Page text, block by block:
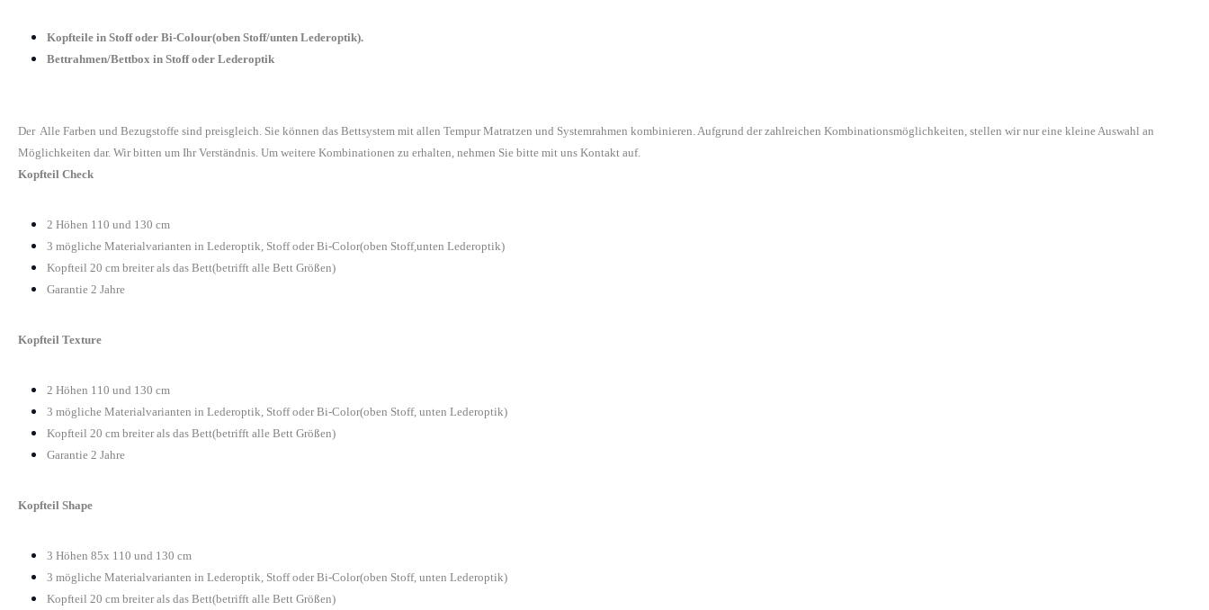
Kopfteile in Stoff oder Bi-Colour(oben Stoff/unten Lederoptik).
Bettrahmen/Bettbox in Stoff oder Lederoptik
Der Alle Farben und Bezugstoffe sind preisgleich. Sie können das Bettsystem mit allen Tempur Matratzen und Systemrahmen kombinieren. Aufgrund der zahlreichen Kombinationsmöglichkeiten, stellen wir nur eine kleine Auswahl an
Möglichkeiten dar. Wir bitten um Ihr Verständnis. Um weitere Kombinationen zu erhalten, nehmen Sie bitte mit uns Kontakt auf.
Kopfteil Check
2 Höhen 110 und 130 cm
3 mögliche Materialvarianten in Lederoptik, Stoff oder Bi-Color(oben Stoff,unten Lederoptik)
Kopfteil 20 cm breiter als das Bett(betrifft alle Bett Größen)
Garantie 2 Jahre
Kopfteil Texture
2 Höhen 110 und 130 cm
3 mögliche Materialvarianten in Lederoptik, Stoff oder Bi-Color(oben Stoff, unten Lederoptik)
Kopfteil 20 cm breiter als das Bett(betrifft alle Bett Größen)
Garantie 2 Jahre
Kopfteil Shape
3 Höhen 85x 110 und 130 cm
3 mögliche Materialvarianten in Lederoptik, Stoff oder Bi-Color(oben Stoff, unten Lederoptik)
Kopfteil 20 cm breiter als das Bett(betrifft alle Bett Größen)